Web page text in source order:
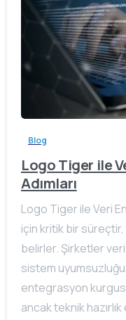
Blog
Logo Tiger ile
Adımları
Logo Tiger ile Veri
için kritik bir süreçtir,
belirler. Şirketler veri
sistem uyumsuzluğu
entegrasyon
ancak teknik